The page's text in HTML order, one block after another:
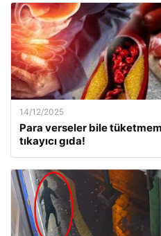
14/12/2025
Para verseler bile
tıkayıcı gıda!